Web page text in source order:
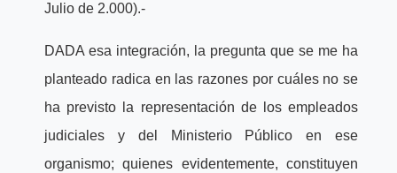
Julio de 2.000).-
DADA esa integración, la pregunta que se me ha
planteado radica en las razones por cuáles no se
ha previsto la representación de los empleados
judiciales y del Ministerio Público en ese
organismo; quienes evidentemente, constituyen